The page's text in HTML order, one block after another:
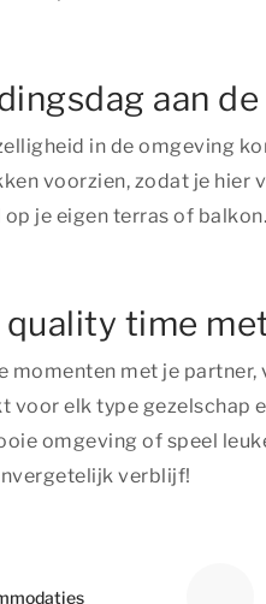
aan
in de omgeving
voorzien, zodat je
je eigen terras of
quality time
momenten met je
voor elk type gezelschap
omgeving of speel
verblijf!